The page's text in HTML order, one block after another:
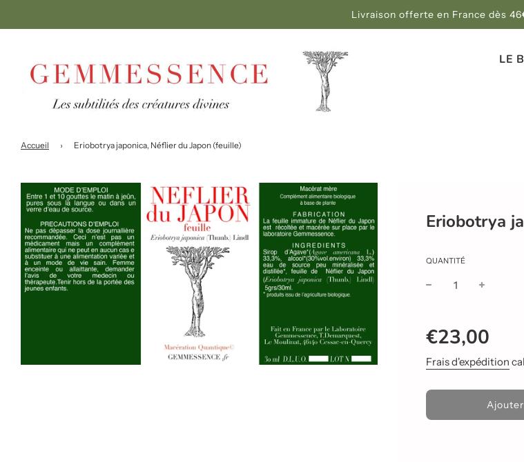
Livraison offerte en France dès
LE
Accueil › Eriobotrya japonica, Néflier du Japon (feuille)
Eriobotrya
QUANTITÉ
réduit
régulier
€23,00
Frais d'expédition
C
h